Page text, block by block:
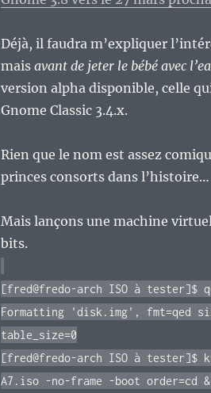
Déjà, il faudra m’expliquer
mais avant de jeter le bébé avec
version alpha disponible, celle
Gnome Classic 3.4.x.
Rien que le nom est assez
princes consorts dans l’histoire…
Mais lançons une machine
bits.
[fred@fredo-arch ISO à tester]$
Formatting 'disk.img', fmt=qed
table_size=0
[fred@fredo-arch ISO à tester]$
A7.iso -no-frame -boot order=cd &